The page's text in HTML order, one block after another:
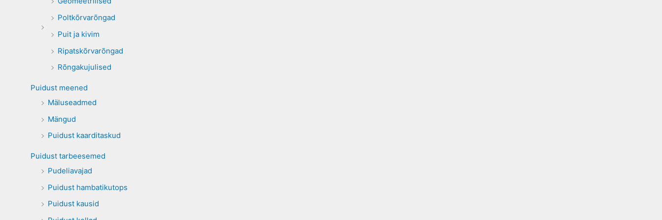
Poltkõrvarõngad
Puit ja kivim
Ripatskõrvarõngad
Rõngakujulised
Puidust meened
Mäluseadmed
Mängud
Puidust kaarditaskud
Puidust tarbeesemed
Pudeliavajad
Puidust hambatikutops
Puidust kausid